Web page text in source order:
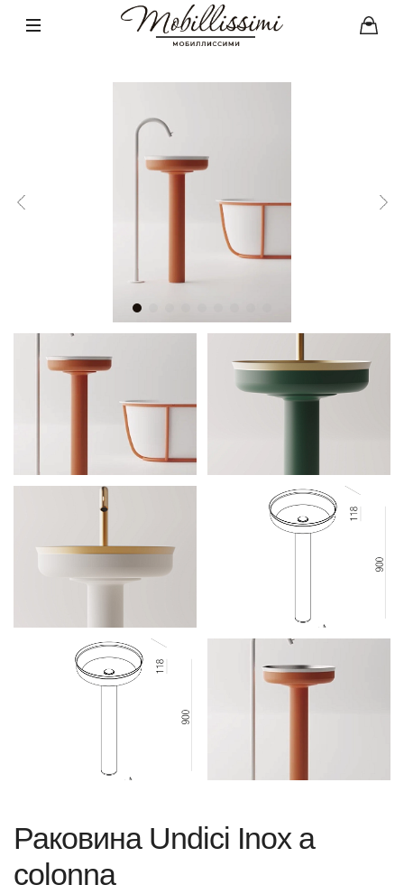
Раковина Undici Inox a
colonna